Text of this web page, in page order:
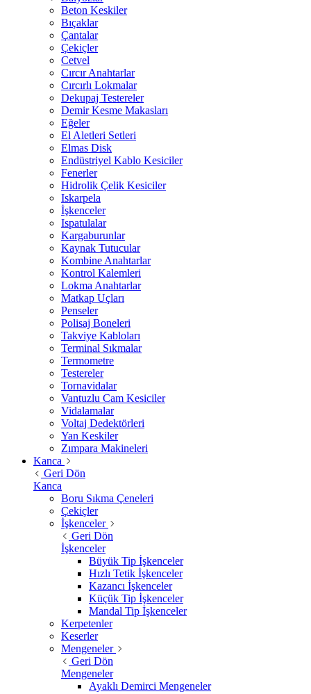
Beton Keskiler
Bıçaklar
Çantalar
Çekiçler
Cetvel
Cırcır Anahtarlar
Cırcırlı Lokmalar
Dekupaj Testereler
Demir Kesme Makasları
Eğeler
El Aletleri Setleri
Elmas Disk
Endüstriyel Kablo Kesiciler
Fenerler
Hidrolik Çelik Kesiciler
Iskarpela
İşkenceler
Ispatulalar
Kargaburunlar
Kaynak Tutucular
Kombine Anahtarlar
Kontrol Kalemleri
Lokma Anahtarlar
Matkap Uçları
Penseler
Polisaj Boneleri
Takviye Kabloları
Terminal Sıkmalar
Termometre
Testereler
Tornavidalar
Vantuzlu Cam Kesiciler
Vidalamalar
Voltaj Dedektörleri
Yan Keskiler
Zımpara Makineleri
Kanca
Geri Dön
Kanca
Boru Sıkma Çeneleri
Çekiçler
İşkenceler
Geri Dön
İşkenceler
Büyük Tip İşkenceler
Hızlı Tetik İşkenceler
Kazancı İşkenceler
Küçük Tip İşkenceler
Mandal Tip İşkenceler
Kerpetenler
Keserler
Mengeneler
Geri Dön
Mengeneler
Ayaklı Demirci Mengeneler